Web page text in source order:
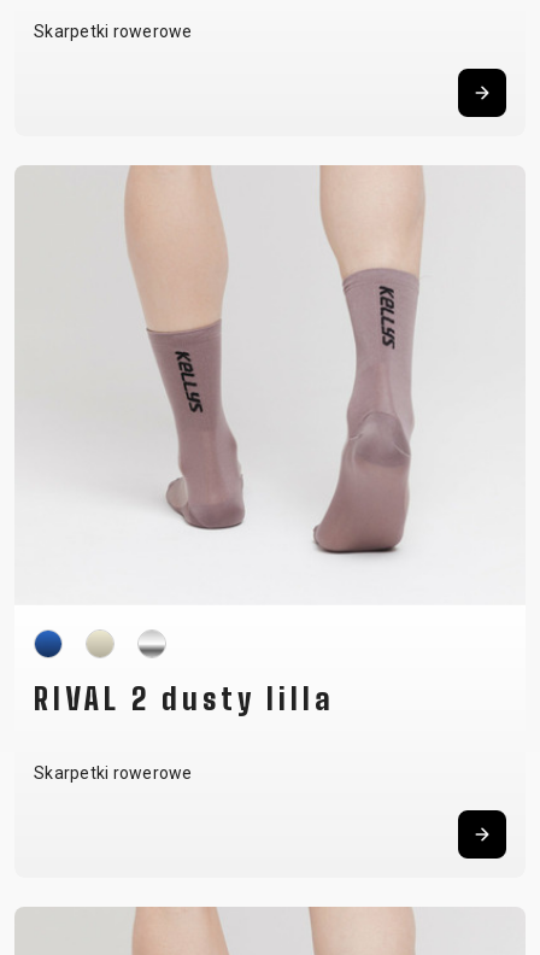
Skarpetki rowerowe
RIVAL 2 dusty lilla
Skarpetki rowerowe